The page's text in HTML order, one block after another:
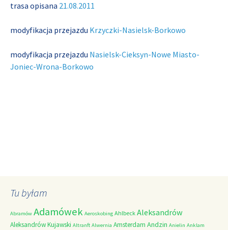
trasa opisana 21.08.2011
modyfikacja przejazdu Krzyczki-Nasielsk-Borkowo
modyfikacja przejazdu Nasielsk-Cieksyn-Nowe Miasto-
Joniec-Wrona-Borkowo
Tu byłam
Abramów Adamówek Aeroskobing Ahlbeck Aleksandrów
Aleksandrów Kujawski Altranft Alwernia Amsterdam Andzin Anielin Anklam